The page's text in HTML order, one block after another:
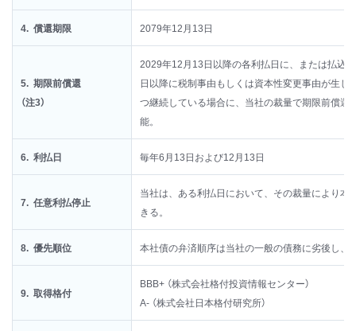
4. 償還期限 2079年12月13日
5. 期限前償還
（注3）
2029年12月13日以降の各利払日に、または払込期
日以降に税制事由もしくは資本性変更事由が生じ
つ継続している場合に、当社の裁量で期限前償還
能。
6. 利払日 毎年6月13日および12月13日
7. 任意利払停止
当社は、ある利払日において、その裁量により
きる。
8. 優先順位 本社債の弁済順序は当社の一般の債務に劣後し、
9. 取得格付
BBB+ （株式会社格付投資情報センター）
A- （株式会社日本格付研究所）